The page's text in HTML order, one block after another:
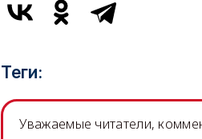
Теги:
Уважаемые читатели,